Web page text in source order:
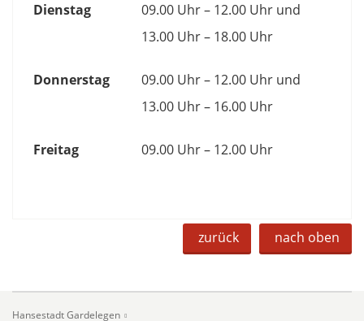
Dienstag
09.00 Uhr – 12.00 Uhr und
13.00 Uhr – 18.00 Uhr
Donnerstag
09.00 Uhr – 12.00 Uhr und
13.00 Uhr – 16.00 Uhr
Freitag 09.00 Uhr – 12.00 Uhr
zurück nach oben
Hansestadt Gardelegen